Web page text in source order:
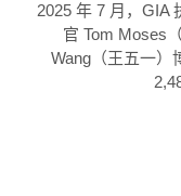
2025 年 7 月，GIA
官 Tom Moses
Wang（王五一）